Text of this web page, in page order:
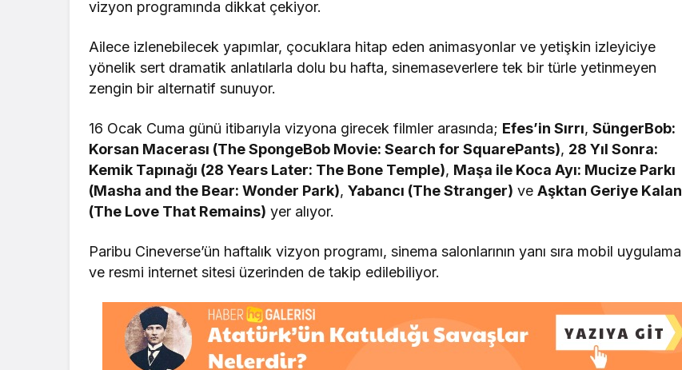
vizyon programında dikkat çekiyor.
Ailece izlenebilecek yapımlar, çocuklara hitap eden animasyonlar ve yetişkin izleyiciye
yönelik sert dramatik anlatılarla dolu bu hafta, sinemaseverlere tek bir türle yetinmeyen
zengin bir alternatif sunuyor.
16 Ocak Cuma günü itibarıyla vizyona girecek filmler arasında; Efes’in Sırrı,SüngerBob:
Korsan Macerası (The SpongeBob Movie: Search for SquarePants), 28 Yıl Sonra:
Kemik Tapınağı (28 Years Later: The Bone Temple), Maşa ile Koca Ayı: Mucize Parkı
(Masha and the Bear: Wonder Park),Yabancı (The Stranger) veAşktan Geriye Kalan
(The Love That Remains) yer alıyor.
Paribu Cineverse’ün haftalık vizyon programı, sinema salonlarının yanı sıra mobil uygulama
ve resmi internet sitesi üzerinden de takip edilebiliyor.